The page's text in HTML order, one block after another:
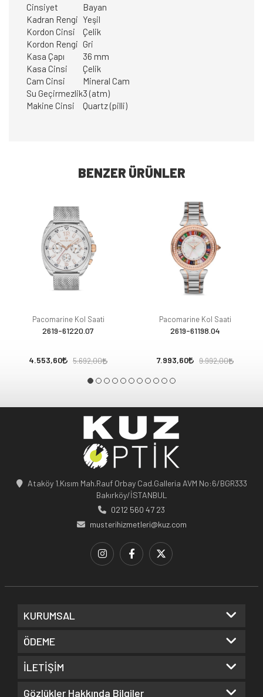
Cinsiyet
Bayan
Kadran Rengi Yeşil
Kordon Cinsi
Çelik
Kordon Rengi Gri
Kasa Çapı
36 mm
Kasa Cinsi
Çelik
Cam Cinsi
Mineral Cam
Su Geçirmezlik3 (atm)
Makine Cinsi
Quartz (pilli)
BENZER ÜRÜNLER
Pacomarine Kol Saati
2619-61220.07
4.553,60 5.692,00
Pacomarine Kol Saati
2619-61198.04
7.993,60 9.992,00
Ataköy 1.Kısım Mah.Rauf Orbay Cad.Galleria AVM No:6/BGR333
Bakırköy/İSTANBUL
0212 560 47 23
musterihizmetleri@kuz.com
KURUMSAL
ÖDEME
İLETİŞİM
Gözlükler Hakkında Bilgiler